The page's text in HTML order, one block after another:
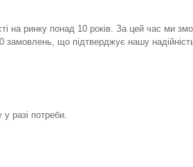
на ринку понад 10 років. За цей час ми
що підтверджує нашу
разі потреби.